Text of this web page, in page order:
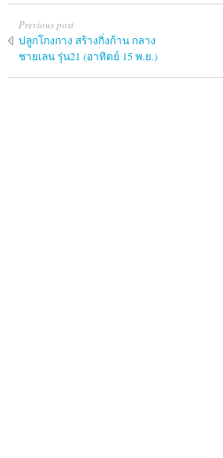
Previous post
ปลูกโกงกาง สร้างกิ่งก้าน กลาง
ชายเลน รุ่น21 (อาทิตย์ 15 พ.ย.)